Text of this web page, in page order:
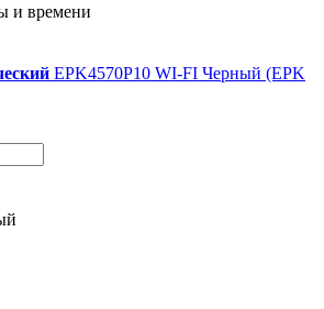
и времени
EPK4570P10 WI-FI Черный (EPK